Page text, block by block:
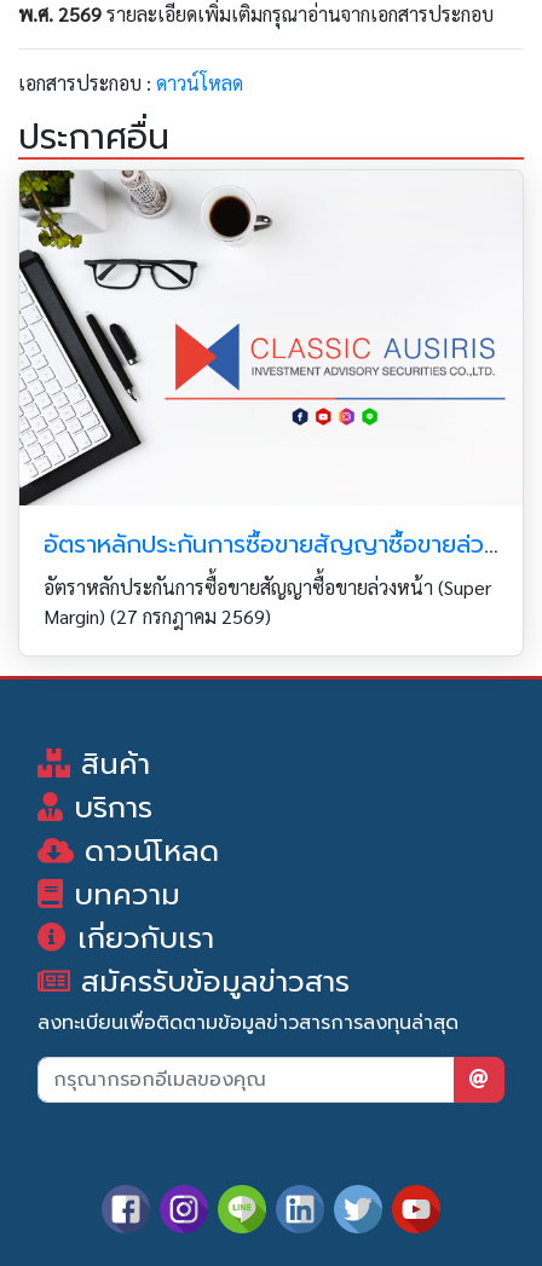
พ.ศ. 2569รายละเอียดเพิ่มเติมกรุณาอ่านจากเอกสารประกอบ
เอกสารประกอบ : ดาวน์โหลด
ประกาศอื่น
อัตราหลักประกันการซื้อขายสัญญาซื้อขายล่วงหน้า (Super Margin) (27 กรกฎาคม 2569)
อัตราหลักประกันการซื้อขายสัญญาซื้อขายล่วงหน้า (Super
Margin) (27 กรกฎาคม 2569)
สินค้า
บริการ
ดาวน์โหลด
บทความ
เกี่ยวกับเรา
สมัครรับข้อมูลข่าวสาร
ลงทะเบียนเพื่อติดตามข้อมูลข่าวสารการลงทุนล่าสุด